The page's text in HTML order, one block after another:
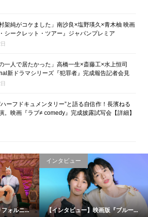
架純がコケました」南沙良×塩野瑛久×青木柚 映画
シークレット・ツアー』ジャパンプレミア
一人で居たかった」高橋一生×斎藤工×水上恒司
新ドラマシリーズ『犯罪者』完成報告記者会見
ーフドキュメンタリー”と語る自信作！長濱ねる
。映画『ラブ≠ comedy』完成披露試写会【詳細】
断のバデ...
エンタメ総合・ライフ
伝説の刑事たちが50年ぶりに集結...